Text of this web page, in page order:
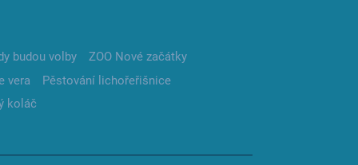
budou volby
ZOO Nové začátky
vera
Pěstování lichořeřišnice
koláč